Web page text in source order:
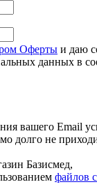
Оферты и даю
данных в
вашего Email
долго не
Базисмед,
файлов